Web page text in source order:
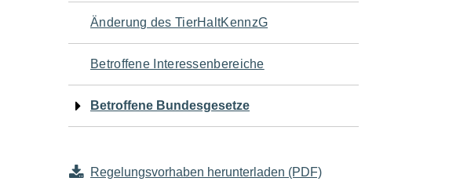
Navigation
für
den
Seiteninhalt
Änderung des TierHaltKennzG
Betroffene Interessenbereiche
Betroffene Bundesgesetze
Regelungsvorhaben herunterladen (PDF)